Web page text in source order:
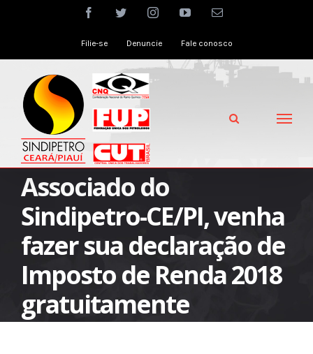
facebooktwitter instagramyoutubeEmail
Filie-se Denuncie Fale conosco
Associado do
Sindipetro-CE/PI, venha
fazer sua declaração de
Imposto de Renda 2018
gratuitamente